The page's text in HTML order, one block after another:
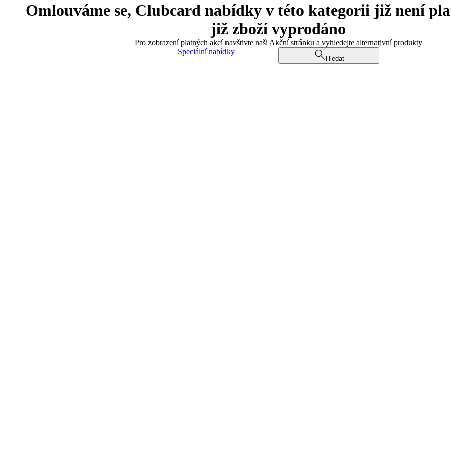
Omlouváme se, Clubcard nabídky v této kategorii již není
již zboží vyprodáno
Pro zobrazení platných akcí navštivte naši Akční stránku a vyhledejte alternativní produkty
Speciální nabídky
Hledat